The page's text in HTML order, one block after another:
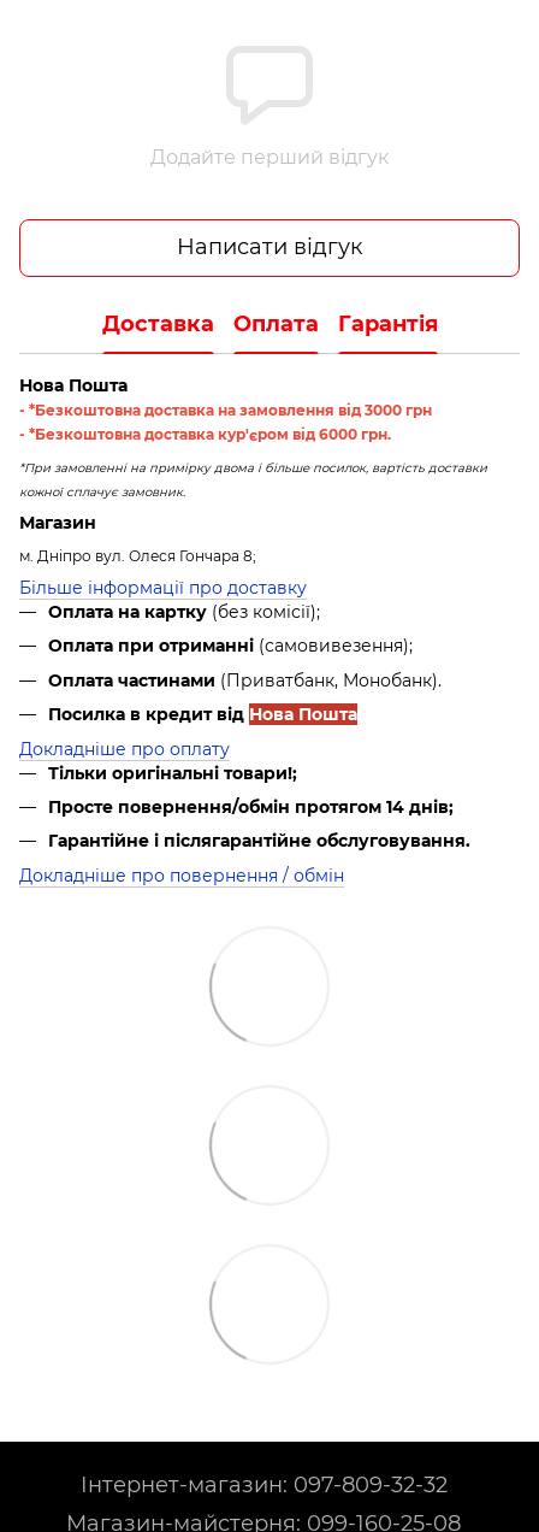
Додайте перший відгук
Написати відгук
Доставка Оплата Гарантія
Нова Пошта
- *Безкоштовна доставка на замовлення від 3000 грн
- *Безкоштовна доставка кур'єром від 6000 грн.
*При замовленні на примірку двома і більше посилок, вартість доставки
кожної сплачує замовник.
Магазин
м. Дніпро вул. Олеся Гончара 8;
Більше інформації про доставку
Оплата на картку (без комісії);
Оплата при отриманні (самовивезення);
Оплата частинами (Приватбанк, Монобанк).
Посилка в кредит від Нова Пошта
Докладніше про оплату
Тільки оригінальні товари!;
Просте повернення/обмін протягом 14 днів;
Гарантійне і післягарантійне обслуговування.
Докладніше про повернення / обмін
Інтернет-магазин: 097-809-32-32
Магазин-майстерня: 099-160-25-08